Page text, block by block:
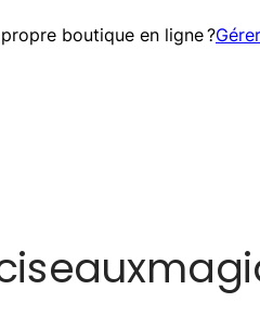
boutique en ligne ?